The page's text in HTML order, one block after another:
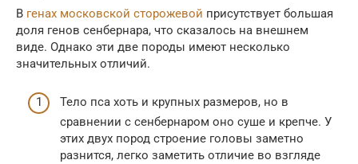
В генах московской сторожевой присутствует большая
доля генов сенбернара, что сказалось на внешнем
виде. Однако эти две породы имеют несколько
значительных отличий.
Тело пса хоть и крупных размеров, но в
сравнении с сенбернаром оно суше и крепче. У
этих двух пород строение головы заметно
разнится, легко заметить отличие во взгляде